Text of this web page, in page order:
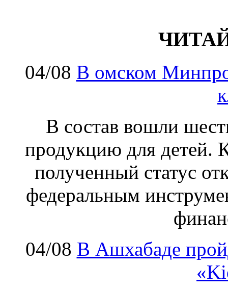
04/08 В омском
В состав вошли
продукцию для детей.
полученный статус
федеральным
04/08 В Ашхабаде